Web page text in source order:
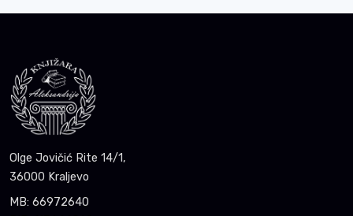
Olge Jovičić Rite 14/1,
36000 Kraljevo
MB: 66972640